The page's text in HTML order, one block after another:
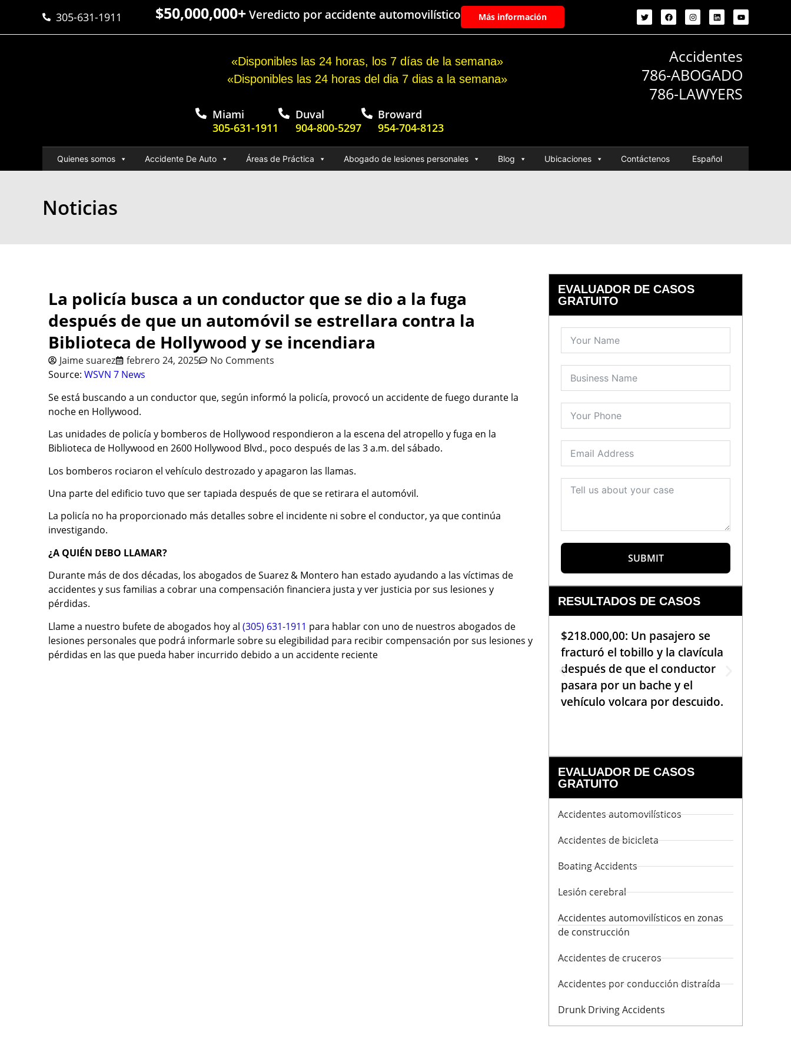
305-631-1911 $50,000,000+Veredicto por accidente automovilístico Más información
«Disponibles las 24 horas, los 7 días de la semana»
«Disponibles las 24 horas del dia 7 dias a la semana»
Miami
305-631-1911
Duval
904-800-5297
Broward
954-704-8123
Accidentes
786-ABOGADO
786-LAWYERS
Quienes somos Accidente De Auto Áreas de Práctica Abogado de lesiones personales Blog Ubicaciones Contáctenos Español
Noticias
La policía busca a un conductor que se dio a la fuga
después de que un automóvil se estrellara contra la
Biblioteca de Hollywood y se incendiara
Jaime suarez febrero 24, 2025
No Comments
Source: WSVN 7 News
Se está buscando a un conductor que, según informó la policía, provocó un accidente de fuego durante la
noche en Hollywood.
Las unidades de policía y bomberos de Hollywood respondieron a la escena del atropello y fuga en la
Biblioteca de Hollywood en 2600 Hollywood Blvd., poco después de las 3 a.m. del sábado.
Los bomberos rociaron el vehículo destrozado y apagaron las llamas.
Una parte del edificio tuvo que ser tapiada después de que se retirara el automóvil.
La policía no ha proporcionado más detalles sobre el incidente ni sobre el conductor, ya que continúa
investigando.
¿A QUIÉN DEBO LLAMAR?
Durante más de dos décadas, los abogados de Suarez & Montero han estado ayudando a las víctimas de
accidentes y sus familias a cobrar una compensación financiera justa y ver justicia por sus lesiones y
pérdidas.
Llame a nuestro bufete de abogados hoy al (305) 631-1911 para hablar con uno de nuestros abogados de
lesiones personales que podrá informarle sobre su elegibilidad para recibir compensación por sus lesiones y
pérdidas en las que pueda haber incurrido debido a un accidente reciente
EVALUADOR DE CASOS
GRATUITO
SUBMIT
RESULTADOS DE CASOS
$218.000,00: Un pasajero se
fracturó el tobillo y la clavícula
después de que el conductor
pasara por un bache y el
vehículo volcara por descuido.
EVALUADOR DE CASOS
GRATUITO
Accidentes automovilísticos
Accidentes de bicicleta
Boating Accidents
Lesión cerebral
Accidentes automovilísticos en zonas
de construcción
Accidentes de cruceros
Accidentes por conducción distraída
Drunk Driving Accidents